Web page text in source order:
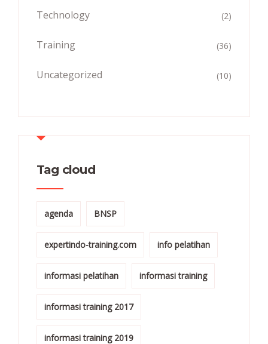
Technology (2)
Training (36)
Uncategorized (10)
Tag cloud
agenda BNSP
expertindo-training.com info pelatihan
informasi pelatihan informasi training
informasi training 2017
informasi training 2019